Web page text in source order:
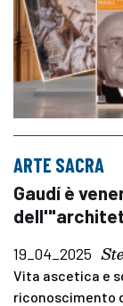
ARTE SACRA
Gaudí è
19_04_2025
Vita ascetica e
riconoscimento